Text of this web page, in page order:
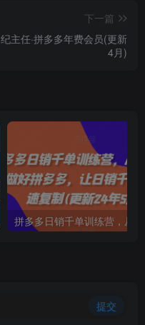
下一篇
纪主任·拼多多年费会员(更新
4月)
提交